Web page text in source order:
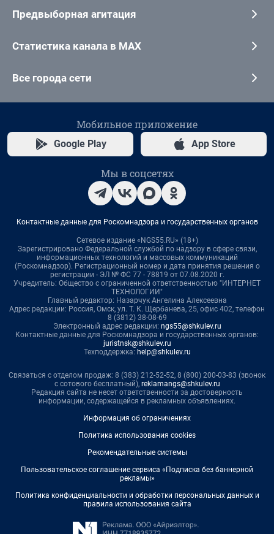
Предвыборная агитация
Статистика канала в MAX
Все города сети
Мобильное приложение
Google Play App Store
Мы в соцсетях
Контактные данные для Роскомнадзора и государственных органов
Сетевое издание «NGS55.RU» (18+)
Зарегистрировано Федеральной службой по надзору в сфере связи,
информационных технологий и массовых коммуникаций
(Роскомнадзор). Регистрационный номер и дата принятия решения о
регистрации - ЭЛ № ФС 77 - 78819 от 07.08.2020 г.
Учредитель: Общество с ограниченной ответственностью "ИНТЕРНЕТ
ТЕХНОЛОГИИ"
Главный редактор: Назарчук Ангелина Алексеевна
Адрес редакции: Россия, Омск, ул. Т. К. Щербанева, 25, офис 402, телефон
8 (3812) 38-08-69
Электронный адрес редакции: ngs55@shkulev.ru
Контактные данные для Роскомнадзора и государственных органов:
juristnsk@shkulev.ru
Техподдержка: help@shkulev.ru
Связаться с отделом продаж: 8 (383) 212-52-52, 8 (800) 200-03-83 (звонок
с сотового бесплатный), reklamangs@shkulev.ru
Редакция сайта не несет ответственности за достоверность
информации, содержащейся в рекламных объявлениях.
Информация об ограничениях
Политика использования cookies
Рекомендательные системы
Пользовательское соглашение сервиса «Подписка без баннерной
рекламы»
Политика конфиденциальности и обработки персональных данных и
правила использования сайта